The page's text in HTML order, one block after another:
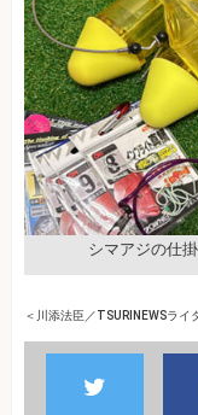
シマアジの仕
＜ 川添法臣／TSURINEWSライ